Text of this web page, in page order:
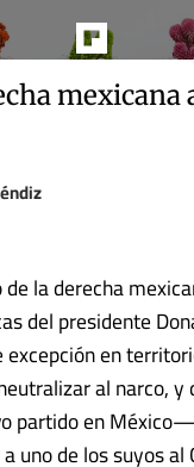
mexicana
de la derecha
del presidente
en
al narco, y
partido en
uno de los suyos